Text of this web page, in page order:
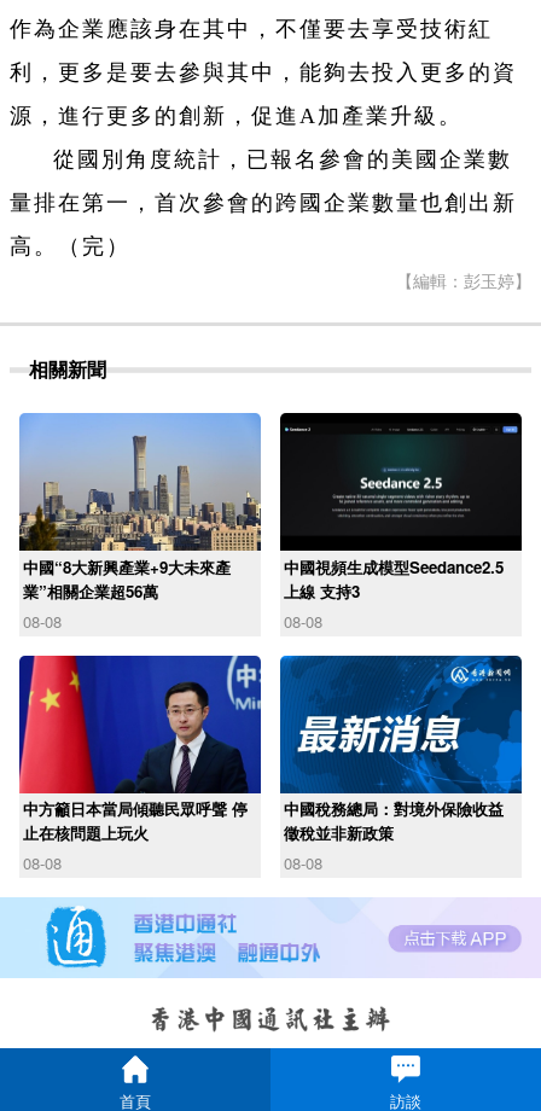
作為企業應該身在其中，不僅要去享受技術紅
利，更多是要去參與其中，能夠去投入更多的資
源，進行更多的創新，促進A加產業升級。
從國別角度統計，已報名參會的美國企業數
量排在第一，首次參會的跨國企業數量也創出新
高。（完）
【編輯：彭玉婷】
相關新聞
中國“8大新興產業+9大未來產
業”相關企業超56萬
08-08
中國視頻生成模型Seedance2.5
上線 支持3
08-08
中方籲日本當局傾聽民眾呼聲 停
止在核問題上玩火
08-08
中國稅務總局：對境外保險收益
徵稅並非新政策
08-08
首頁 訪談